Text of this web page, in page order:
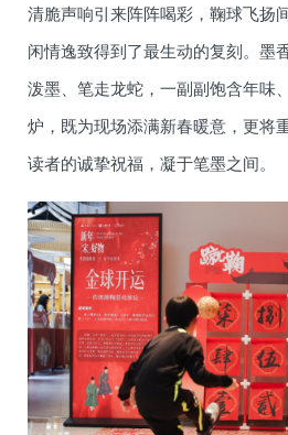
清脆声响引来阵阵喝彩，鞠球飞扬
闲情逸致得到了最生动的复刻。墨
泼墨、笔走龙蛇，一副副饱含年味
炉，既为现场添满新春暖意，更将
读者的诚挚祝福，凝于笔墨之间。